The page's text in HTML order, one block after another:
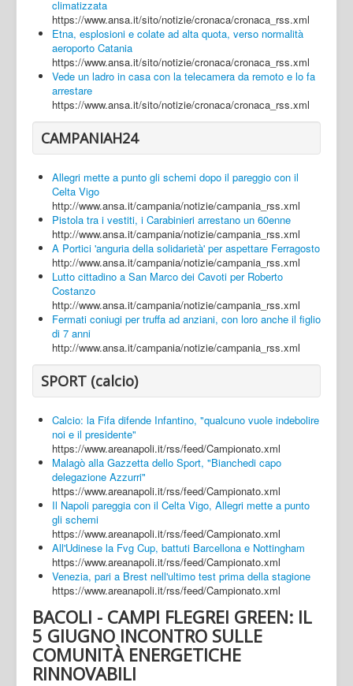
climatizzata
https://www.ansa.it/sito/notizie/cronaca/cronaca_rss.xml
Etna, esplosioni e colate ad alta quota, verso normalità
aeroporto Catania
https://www.ansa.it/sito/notizie/cronaca/cronaca_rss.xml
Vede un ladro in casa con la telecamera da remoto e lo fa
arrestare
https://www.ansa.it/sito/notizie/cronaca/cronaca_rss.xml
CAMPANIAH24
Allegri mette a punto gli schemi dopo il pareggio con il
Celta Vigo
http://www.ansa.it/campania/notizie/campania_rss.xml
Pistola tra i vestiti, i Carabinieri arrestano un 60enne
http://www.ansa.it/campania/notizie/campania_rss.xml
A Portici 'anguria della solidarietà' per aspettare Ferragosto
http://www.ansa.it/campania/notizie/campania_rss.xml
Lutto cittadino a San Marco dei Cavoti per Roberto
Costanzo
http://www.ansa.it/campania/notizie/campania_rss.xml
Fermati coniugi per truffa ad anziani, con loro anche il figlio
di 7 anni
http://www.ansa.it/campania/notizie/campania_rss.xml
SPORT (calcio)
Calcio: la Fifa difende Infantino, "qualcuno vuole indebolire
noi e il presidente"
https://www.areanapoli.it/rss/feed/Campionato.xml
Malagò alla Gazzetta dello Sport, "Bianchedi capo
delegazione Azzurri"
https://www.areanapoli.it/rss/feed/Campionato.xml
Il Napoli pareggia con il Celta Vigo, Allegri mette a punto
gli schemi
https://www.areanapoli.it/rss/feed/Campionato.xml
All'Udinese la Fvg Cup, battuti Barcellona e Nottingham
https://www.areanapoli.it/rss/feed/Campionato.xml
Venezia, pari a Brest nell'ultimo test prima della stagione
https://www.areanapoli.it/rss/feed/Campionato.xml
BACOLI - CAMPI FLEGREI GREEN: IL
5 GIUGNO INCONTRO SULLE
COMUNITÀ ENERGETICHE
RINNOVABILI